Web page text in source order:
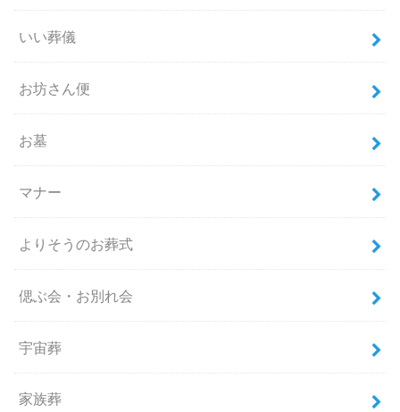
いい葬儀
お坊さん便
お墓
マナー
よりそうのお葬式
偲ぶ会・お別れ会
宇宙葬
家族葬